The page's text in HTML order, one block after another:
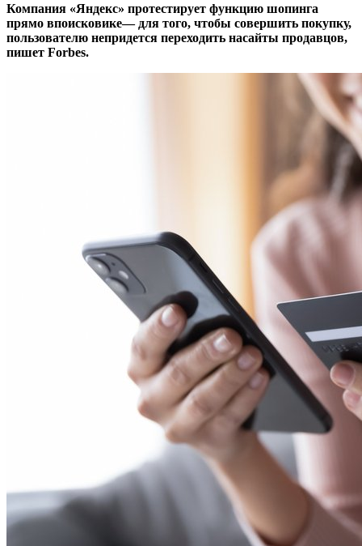
Компания «Яндекс» протестирует функцию шопинга
прямо впоисковике— для того, чтобы совершить покупку,
пользователю непридется переходить насайты продавцов,
пишет Forbes.